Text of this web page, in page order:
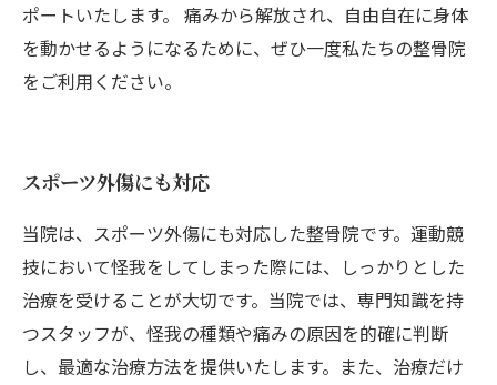
ポートいたします。 痛みから解放され、自由自在に身体
を動かせるようになるために、ぜひ一度私たちの整骨院
をご利用ください。
スポーツ外傷にも対応
当院は、スポーツ外傷にも対応した整骨院です。運動競
技において怪我をしてしまった際には、しっかりとした
治療を受けることが大切です。当院では、専門知識を持
つスタッフが、怪我の種類や痛みの原因を的確に判断
し、最適な治療方法を提供いたします。また、治療だけ